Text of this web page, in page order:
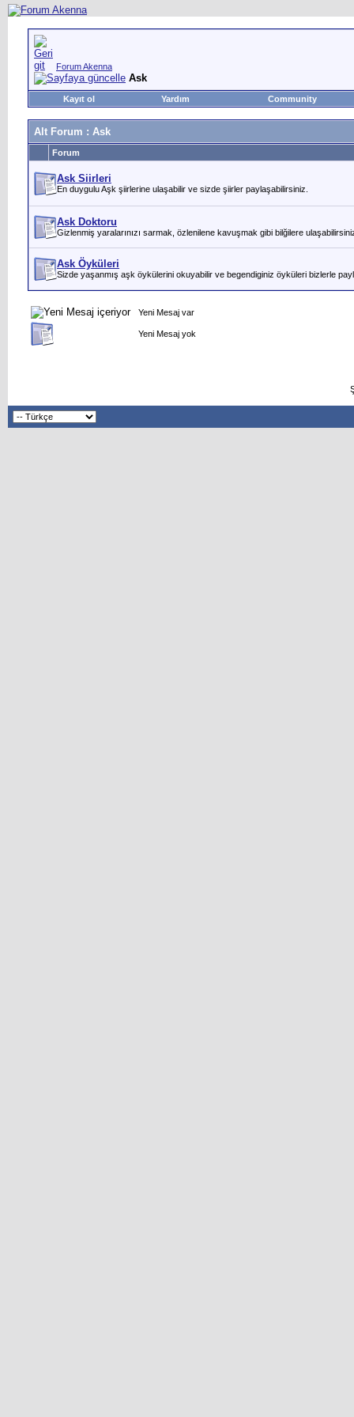
Forum Akenna
Ask
Kayıt ol Yardım Community
Alt Forum : Ask
Forum
Ask Siirleri
En duygulu Aşk şiirlerine ulaşabilir ve sizde şiirler paylaşabilirsiniz.
Ask Doktoru
Gizlenmiş yaralarınızı sarmak, özlenilene kavuşmak gibi bilğilere
Ask Öyküleri
Sizde yaşanmış aşk öykülerini okuyabilir ve begendiginiz öyküleri bizlerle
Yeni Mesaj var
Yeni Mesaj yok